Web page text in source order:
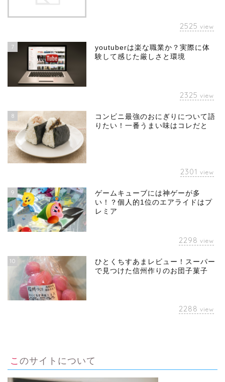
2525 view
7
youtuberは楽な職業か？実際に体
験して感じた厳しさと環境
2325 view
8
コンビニ最強のおにぎりについて語
りたい！一番うまい味はコレだと
2301 view
9
ゲームキューブには神ゲーが多
い！？個人的1位のエアライドはプ
レミア
2298 view
10
ひとくちすあまレビュー！スーパー
で見つけた信州作りのお団子菓子
2288 view
このサイトについて